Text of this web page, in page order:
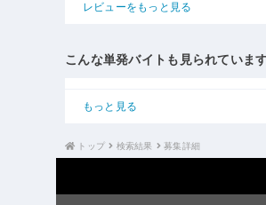
レビューをもっと見る
こんな単発バイトも見られていま
もっと見る
トップ 検索結果 募集詳細